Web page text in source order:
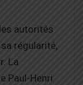
autorités
régularité,
La
Paul-Henri